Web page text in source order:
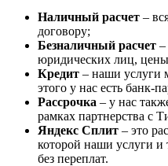
Наличный расчет –
договору;
Безналичный расчет –
юридических лиц,
Кредит – наши услуги
этого у нас есть банк-
Рассрочка – у нас
рамках партнерства с
Яндекс Сплит – это
которой наши услуги и
без переплат.